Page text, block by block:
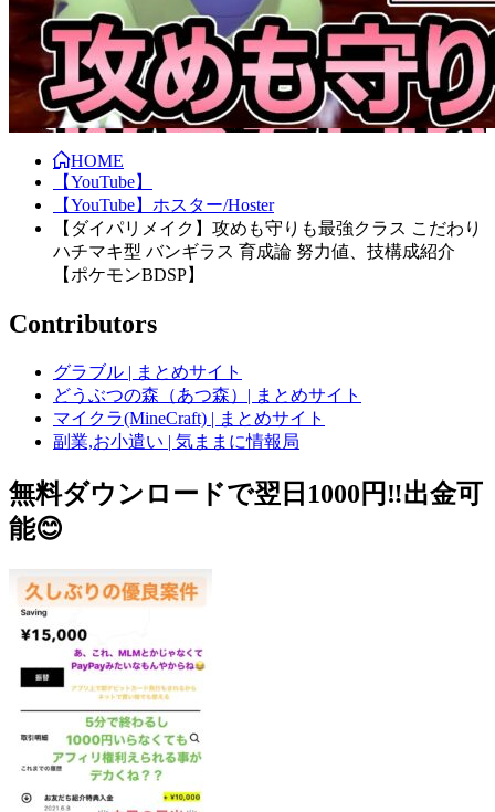
HOME
【YouTube】
【YouTube】ホスター/Hoster
【ダイパリメイク】攻めも守りも最強クラス こだわり
ハチマキ型 バンギラス 育成論 努力値、技構成紹介
【ポケモンBDSP】
Contributors
グラブル | まとめサイト
どうぶつの森（あつ森）| まとめサイト
マイクラ(MineCraft) | まとめサイト
副業,お小遣い | 気ままに情報局
無料ダウンロードで翌日1000円‼️出金可
能😊